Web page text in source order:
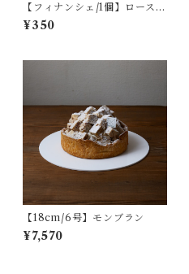
【フィナンシェ/1個】ロースト
ナッツ
¥350
【18cm/6号】モンブラン
¥7,570